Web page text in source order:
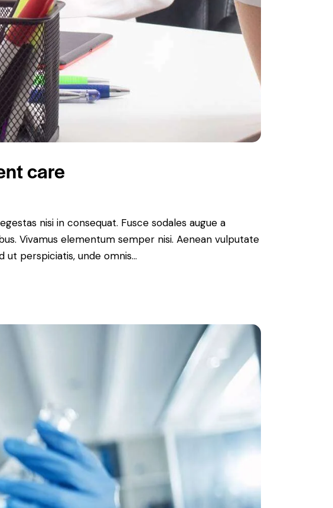
care
nisi in consequat. Fusce sodales augue a
Vivamus elementum semper nisi. Aenean vulputate
ut perspiciatis, unde omnis…